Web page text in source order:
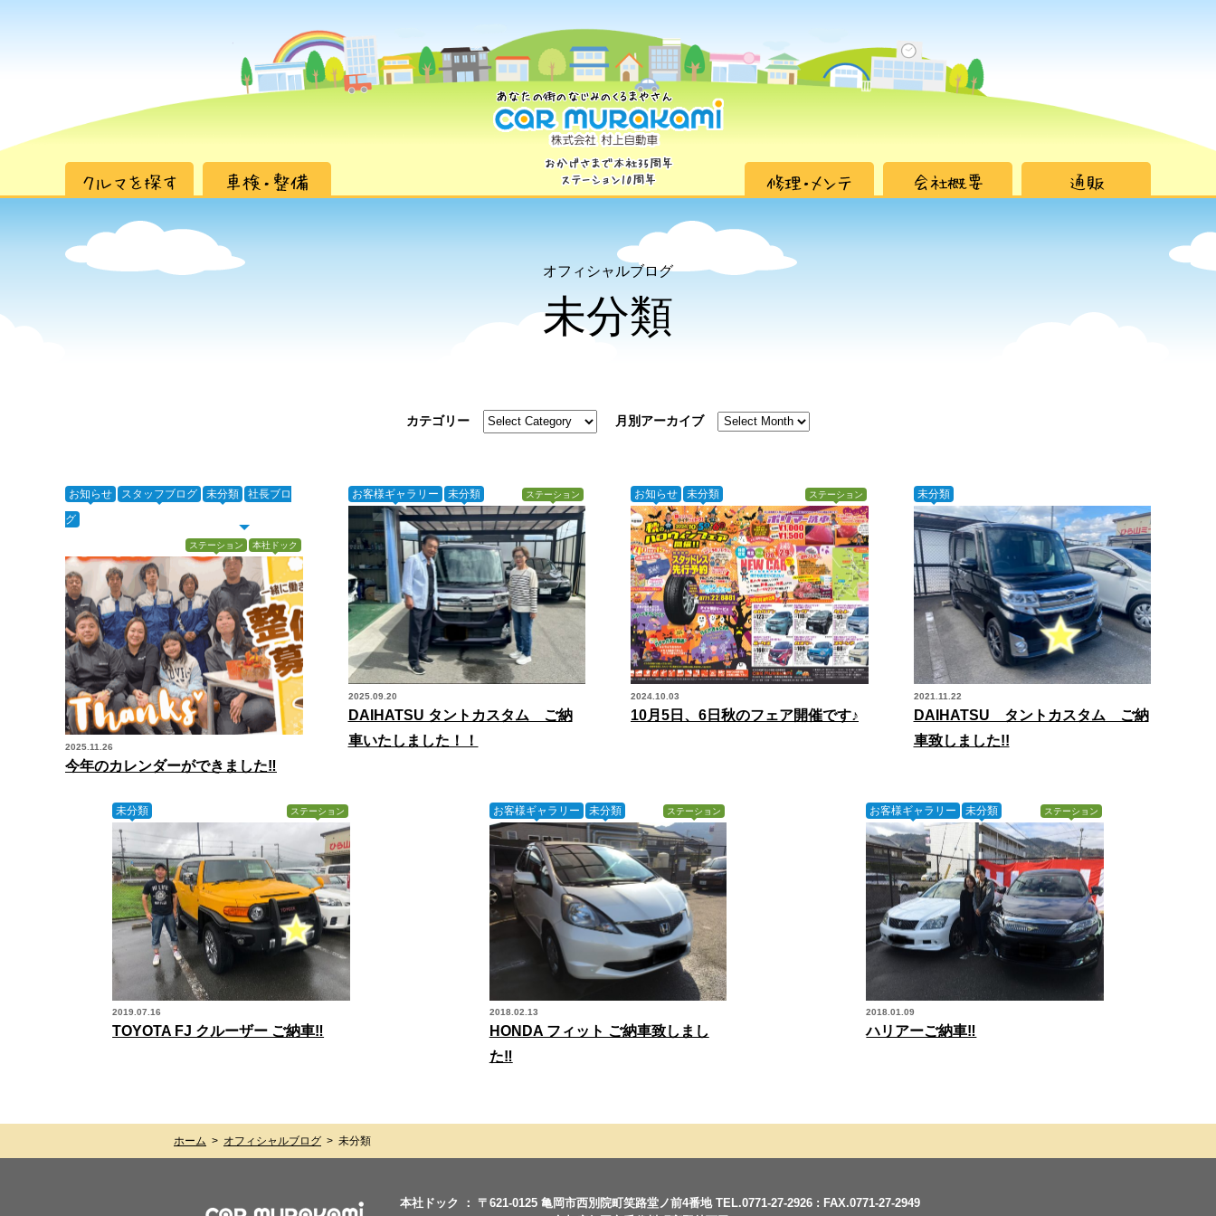
オフィシャルブログ
未分類
カテゴリー 月別アーカイブ
お知らせ スタッフブログ 未分類
社長ブロ
グ
ステーション 本社ドック
2025.11.26
今年のカレンダーができました‼️
お客様ギャラリー 未分類 ステーション
2025.09.20
DAIHATSU タントカスタム ご納
車いたしました！！
お知らせ 未分類 ステーション
2024.10.03
10月5日、6日秋のフェア開催です♪
未分類
2021.11.22
DAIHATSU タントカスタム ご納
車致しました!!
未分類 ステーション
2019.07.16
TOYOTA FJ クルーザー ご納車‼︎
お客様ギャラリー 未分類 ステーション
2018.02.13
HONDA フィット ご納車致しまし
た‼︎
お客様ギャラリー 未分類 ステーション
2018.01.09
ハリアーご納車‼︎
ホーム > オフィシャルブログ > 未分類
本社ドック ： 〒621-0125 亀岡市西別院町笑路堂ノ前4番地 TEL.0771-27-2926 : FAX.0771-27-2949